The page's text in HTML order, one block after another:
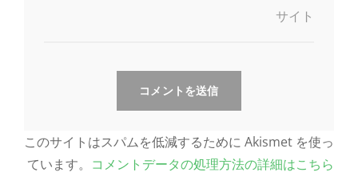
サイト
このサイトはスパムを低減するために Akismet を使っ
ています。 コメントデータの処理方法の詳細はこちら